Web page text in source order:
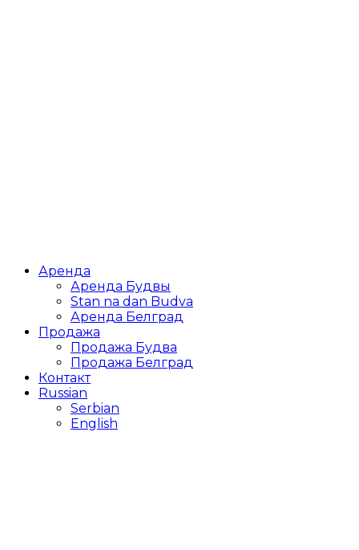
Аренда
Аренда Будвы
Stan na dan Budva
Аренда Белград
Продажа
Продажа Будва
Продажа Белград
Контакт
Russian
Serbian
English